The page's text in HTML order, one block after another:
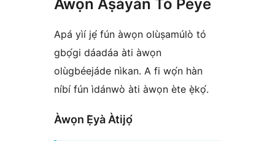
Àwọn Àṣàyàn Tó Péye
Apá yìí jẹ́ fún àwọn olùṣamúlò tó
gbọ́gi dáadáa àti àwọn
olùgbéejáde nìkan. A fi wọ́n hàn
níbí fún ìdánwò àti àwọn ète ẹ̀kọ́.
Àwọn Ẹ̀yà Àtijọ́